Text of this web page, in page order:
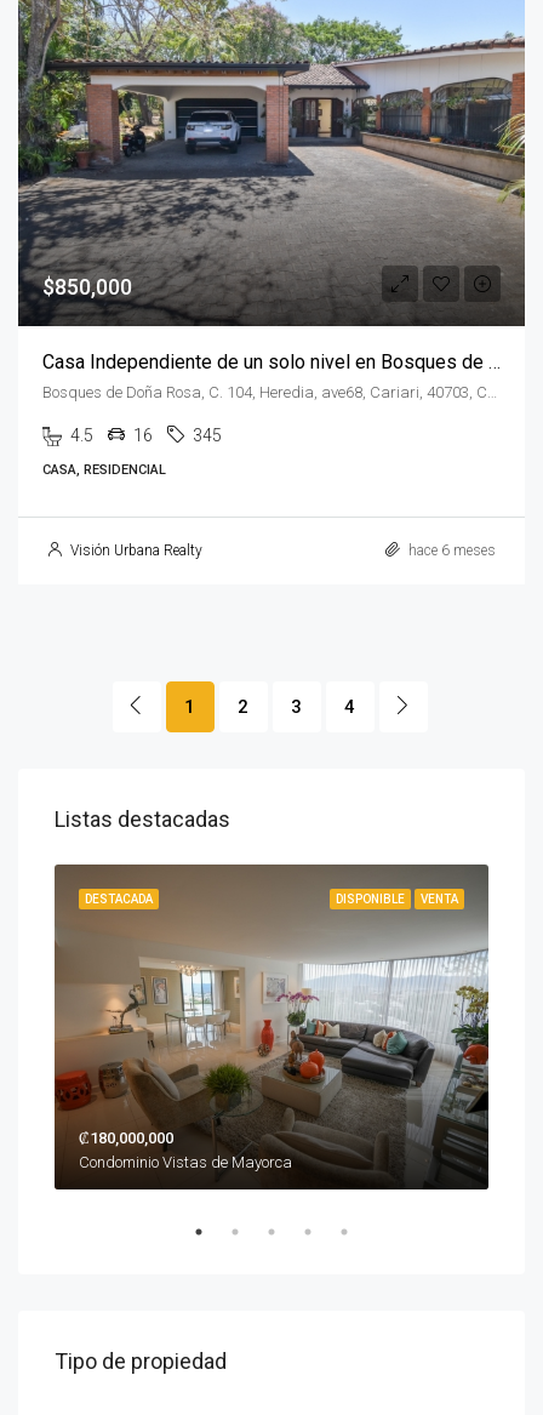
$850,000
Casa Independiente de un solo nivel en Bosques de Doña Rosa
4.5 16 345
CASA, RESIDENCIAL
Visión Urbana Realty hace 6 meses
1 2 3 4
Listas destacadas
DISPONIBLE VENTA
DESTACADA
₡180,000,000
Condominio Vistas de Mayorca
Tipo de propiedad